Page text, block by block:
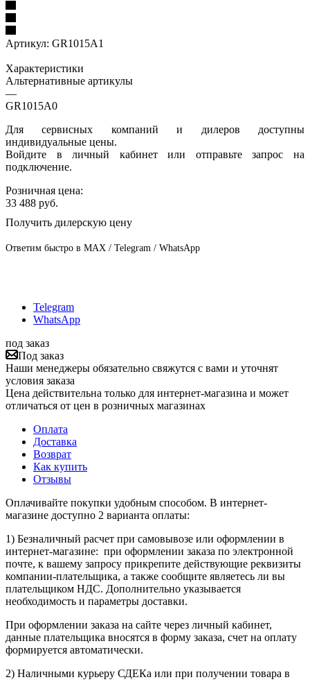
Артикул: GR1015A1
Характеристики
Альтернативные артикулы
—
GR1015A0
Для сервисных компаний и дилеров доступны
индивидуальные цены.
Войдите в личный кабинет или отправьте запрос на
подключение.
Розничная цена:
33 488 руб.
Получить дилерскую цену
Ответим быстро в MAX / Telegram / WhatsApp
Telegram
WhatsApp
под заказ
Под заказ
Наши менеджеры обязательно свяжутся с вами и уточнят
условия заказа
Цена действительна только для интернет-магазина и может
отличаться от цен в розничных магазинах
Оплата
Доставка
Возврат
Как купить
Отзывы
Оплачивайте покупки удобным способом. В интернет-
магазине доступно 2 варианта оплаты:
1) Безналичный расчет при самовывозе или оформлении в
интернет-магазине: при оформлении заказа по электронной
почте, к вашему запросу прикрепите действующие реквизиты
компании-плательщика, а также сообщите являетесь ли вы
плательщиком НДС. Дополнительно указывается
необходимость и параметры доставки.
При оформлении заказа на сайте через личный кабинет,
данные плательщика вносятся в форму заказа, счет на оплату
формируется автоматически.
2) Наличными курьеру СДЕКа или при получении товара в